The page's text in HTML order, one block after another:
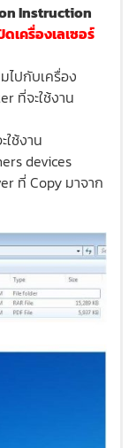
Instruction
เครื่องเลเซอร์
ไปกับเครื่อง
ที่จะใช้งาน
ช้งาน
devices
ที่ Copy มาจาก